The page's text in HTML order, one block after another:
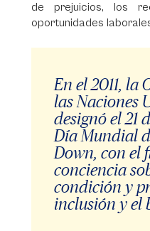
de prejuicios, los
oportunidades
En el 2011, la
las Naciones
designó el 21
Día Mundial
Down, con el
conciencia
condición y
inclusión y el